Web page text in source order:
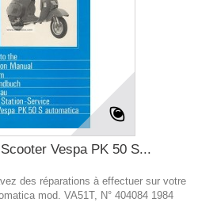
Vespa PK 50 S...
des réparations à effectuer sur votre
mod. VA51T, N° 404084 1984